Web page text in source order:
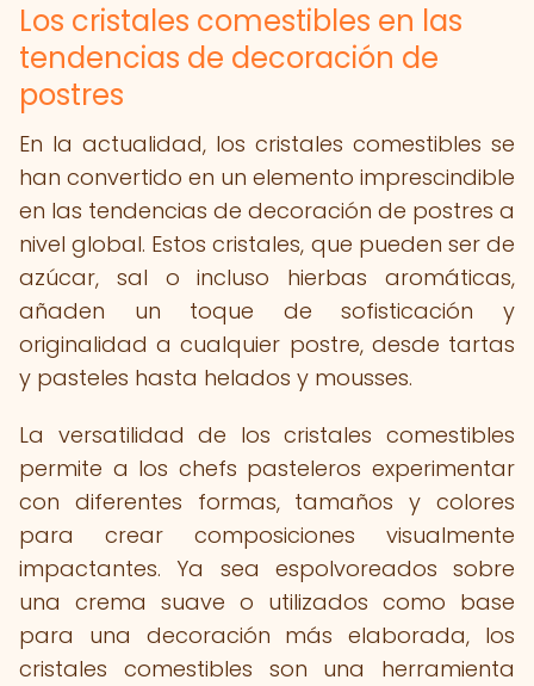
Los cristales comestibles en las
tendencias de decoración de
postres
En la actualidad, los cristales comestibles se
han convertido en un elemento imprescindible
en las tendencias de decoración de postres a
nivel global. Estos cristales, que pueden ser de
azúcar, sal o incluso hierbas aromáticas,
añaden un toque de sofisticación y
originalidad a cualquier postre, desde tartas
y pasteles hasta helados y mousses.
La versatilidad de los cristales comestibles
permite a los chefs pasteleros experimentar
con diferentes formas, tamaños y colores
para crear composiciones visualmente
impactantes. Ya sea espolvoreados sobre
una crema suave o utilizados como base
para una decoración más elaborada, los
cristales comestibles son una herramienta